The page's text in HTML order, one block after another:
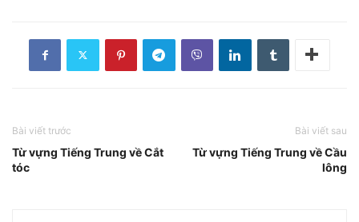
Bài viết trước
Từ vựng Tiếng Trung về Cắt
tóc
Bài viết sau
Từ vựng Tiếng Trung về Cầu
lông